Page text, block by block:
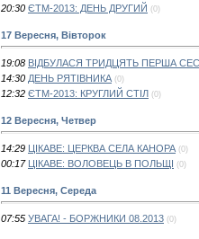
20:30 ЄТМ-2013: ДЕНЬ ДРУГИЙ (0)
17 Вересня, Вівторок
19:08 ВІДБУЛАСЯ ТРИДЦЯТЬ ПЕРША
14:30 ДЕНЬ РЯТІВНИКА (0)
12:32 ЄТМ-2013: КРУГЛИЙ СТІЛ (0)
12 Вересня, Четвер
14:29 ЦІКАВЕ: ЦЕРКВА СЕЛА КАНОРА (0)
00:17 ЦІКАВЕ: ВОЛОВЕЦЬ В ПОЛЬЩІ (0)
11 Вересня, Середа
07:55 УВАГА! - БОРЖНИКИ 08.2013 (0)